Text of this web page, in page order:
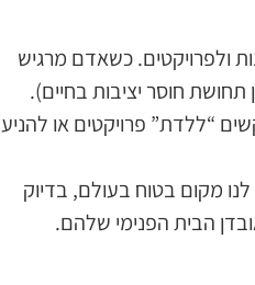
ולפרויקטים. כשאדם מרגיש
תחושת חוסר יציבות בחיים).
“ללדת” פרויקטים או להניע
מקום בטוח בעולם, בדיוק
הבית הפנימי שלהם.